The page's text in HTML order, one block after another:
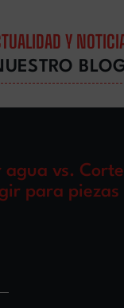
Y
agua vs.
para piezas